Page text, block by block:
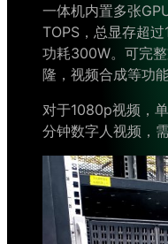
一体机内置多张
TOPS，总显存超
功耗300W。可完
隆，视频合成等功能
对于1080p视频，
分钟数字人视频，